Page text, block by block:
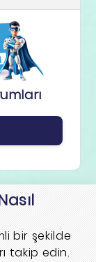
bir şekilde
takip edin.